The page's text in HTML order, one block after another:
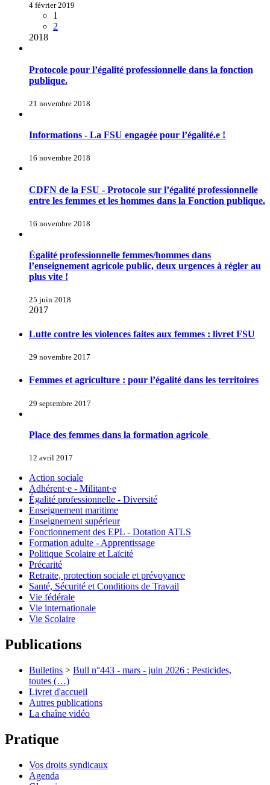
4 février 2019
1
2
2018
Protocole pour l’égalité professionnelle dans la fonction
publique.
21 novembre 2018
Informations - La FSU engagée pour l’égalité.e !
16 novembre 2018
CDFN de la FSU - Protocole sur l’égalité professionnelle
entre les femmes et les hommes dans la Fonction publique.
16 novembre 2018
Égalité professionnelle femmes/hommes dans
l’enseignement agricole public, deux urgences à régler au
plus vite !
25 juin 2018
2017
Lutte contre les violences faites aux femmes : livret FSU
29 novembre 2017
Femmes et agriculture : pour l’égalité dans les territoires
29 septembre 2017
Place des femmes dans la formation agricole
12 avril 2017
Action sociale
Adhérent·e - Militant·e
Égalité professionnelle - Diversité
Enseignement maritime
Enseignement supérieur
Fonctionnement des EPL - Dotation ATLS
Formation adulte - Apprentissage
Politique Scolaire et Laïcité
Précarité
Retraite, protection sociale et prévoyance
Santé, Sécurité et Conditions de Travail
Vie fédérale
Vie internationale
Vie Scolaire
Publications
Bulletins > Bull n°443 - mars - juin 2026 : Pesticides,
toutes (…)
Livret d'accueil
Autres publications
La chaîne vidéo
Pratique
Vos droits syndicaux
Agenda